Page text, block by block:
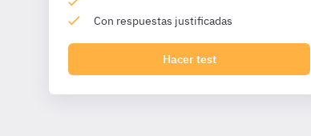
Con respuestas justificadas
Hacer test